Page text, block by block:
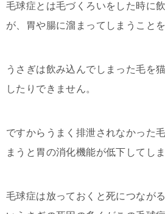
毛球症とは毛づくろいをした時に
が、胃や腸に溜まってしまうことを
うさぎは飲み込んでしまった毛を
したりできません。
ですからうまく排泄されなかった
まうと胃の消化機能が低下してしま
毛球症は放っておくと死につなが